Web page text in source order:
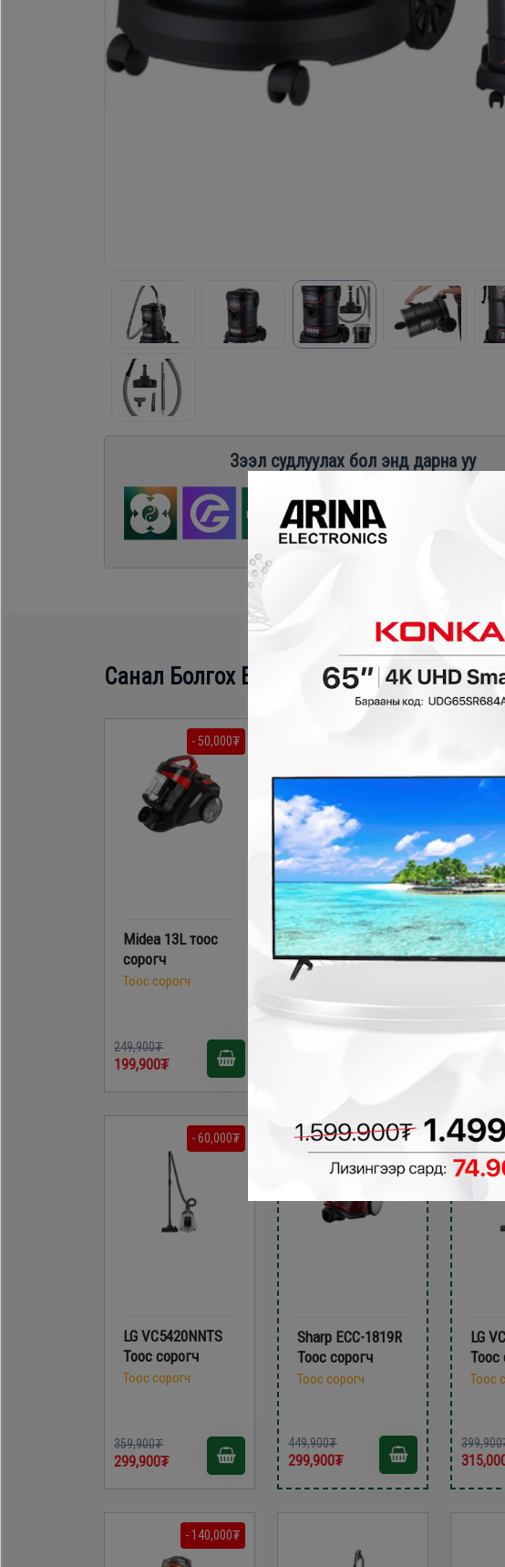
Зээл судлуулах бол энд дарна уу
Санал Болгох Бүтээгдэхүүн
- 50,000₮
Midea 13L тоос
сорогч
Тоос сорогч
249,900₮
199,900₮
LG VK69662N
Тоос сорогч
Тоос сорогч
Тоос
- 60,000₮
LG VC5420NNTS
Тоос сорогч
Тоос сорогч
359,900₮
299,900₮
- 150,000₮
Sharp ECC-1819R
Тоос сорогч
Тоос сорогч
449,900₮
299,900₮
LG
Тоос
Тоос
- 140,000₮